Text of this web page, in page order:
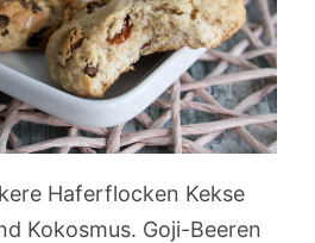
Haferflocken Kekse
Kokosmus. Goji-Beeren